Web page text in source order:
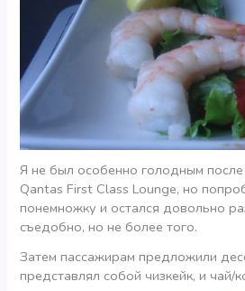
Я не был особенно голодным после
Qantas First Class Lounge, но
понемножку и остался довольно
съедобно, но не более того.
Затем пассажирам предложили
представлял собой чизкейк, и чай/